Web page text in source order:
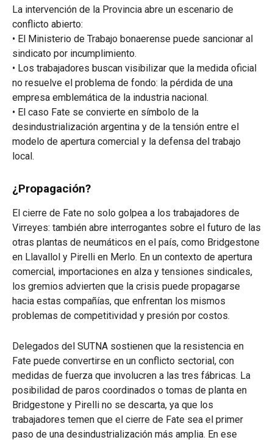
La intervención de la Provincia abre un escenario de
conflicto abierto:
• El Ministerio de Trabajo bonaerense puede sancionar al
sindicato por incumplimiento.
• Los trabajadores buscan visibilizar que la medida oficial
no resuelve el problema de fondo: la pérdida de una
empresa emblemática de la industria nacional.
• El caso Fate se convierte en símbolo de la
desindustrialización argentina y de la tensión entre el
modelo de apertura comercial y la defensa del trabajo
local.
¿Propagación?
El cierre de Fate no solo golpea a los trabajadores de
Virreyes: también abre interrogantes sobre el futuro de las
otras plantas de neumáticos en el país, como Bridgestone
en Llavallol y Pirelli en Merlo. En un contexto de apertura
comercial, importaciones en alza y tensiones sindicales,
los gremios advierten que la crisis puede propagarse
hacia estas compañías, que enfrentan los mismos
problemas de competitividad y presión por costos.
Delegados del SUTNA sostienen que la resistencia en
Fate puede convertirse en un conflicto sectorial, con
medidas de fuerza que involucren a las tres fábricas. La
posibilidad de paros coordinados o tomas de planta en
Bridgestone y Pirelli no se descarta, ya que los
trabajadores temen que el cierre de Fate sea el primer
paso de una desindustrialización más amplia. En ese